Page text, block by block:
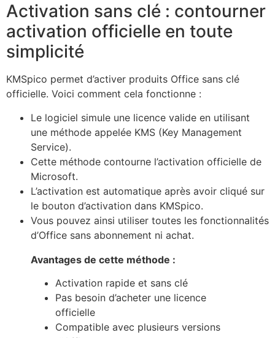
Activation sans clé : contourner
activation officielle en toute
simplicité
KMSpico permet d’activer produits Office sans clé
officielle. Voici comment cela fonctionne :
Le logiciel simule une licence valide en utilisant
une méthode appelée KMS (Key Management
Service).
Cette méthode contourne l’activation officielle de
Microsoft.
L’activation est automatique après avoir cliqué sur
le bouton d’activation dans KMSpico.
Vous pouvez ainsi utiliser toutes les fonctionnalités
d’Office sans abonnement ni achat.
Avantages de cette méthode :
Activation rapide et sans clé
Pas besoin d’acheter une licence
officielle
Compatible avec plusieurs versions